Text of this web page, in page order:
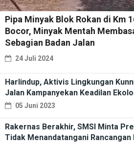
Pipa Minyak Blok Rokan di Km
Bocor, Minyak Mentah
Sebagian Badan Jalan
24 Juli 2024
Harlindup, Aktivis Lingkungan
Jalan Kampanyekan Keadilan
05 Juni 2023
Rakernas Berakhir, SMSI Minta
Tidak Menandatangani